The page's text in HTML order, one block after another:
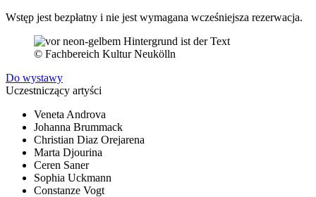
Wstęp jest bezpłatny i nie jest wymagana wcześniejsza rezerwacja.
© Fachbereich Kultur Neukölln
Do wystawy
Uczestniczący artyści
Veneta Androva
Johanna Brummack
Christian Diaz Orejarena
Marta Djourina
Ceren Saner
Sophia Uckmann
Constanze Vogt